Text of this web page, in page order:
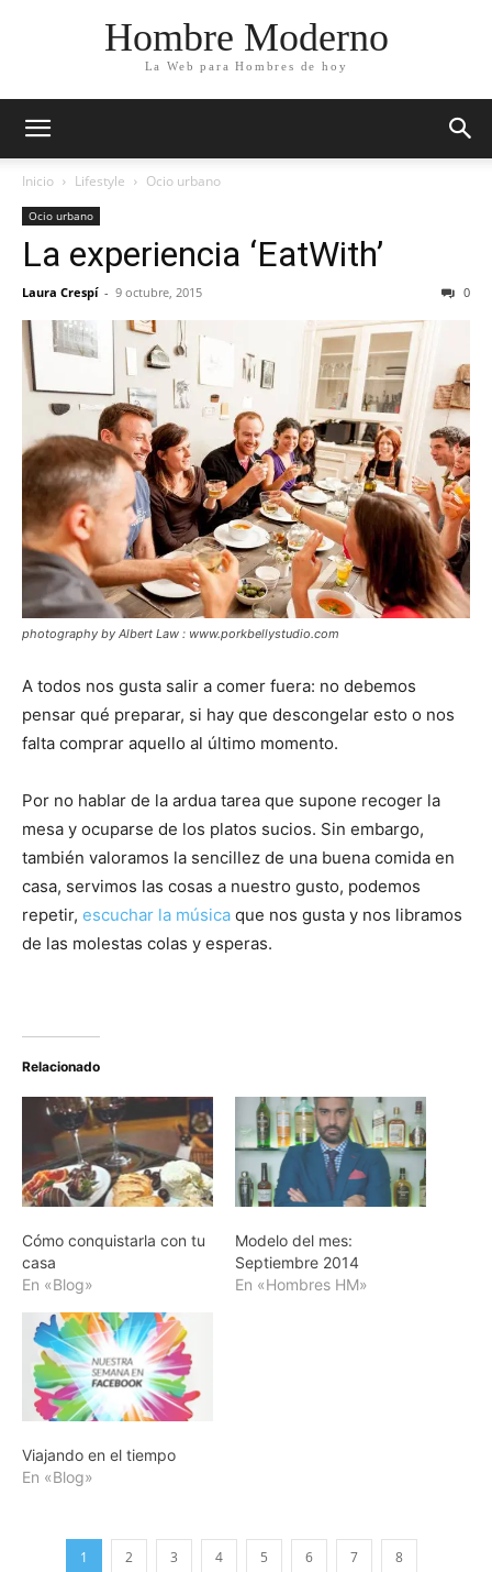
Hombre Moderno
La Web para Hombres de hoy
Inicio Lifestyle Ocio urbano
Ocio urbano
La experiencia ‘EatWith’
Laura Crespí - 9 octubre, 2015 0
photography by Albert Law : www.porkbellystudio.com
A todos nos gusta salir a comer fuera: no debemos
pensar qué preparar, si hay que descongelar esto o nos
falta comprar aquello al último momento.
Por no hablar de la ardua tarea que supone recoger la
mesa y ocuparse de los platos sucios. Sin embargo,
también valoramos la sencillez de una buena comida en
casa, servimos las cosas a nuestro gusto, podemos
repetir, escuchar la música que nos gusta y nos libramos
de las molestas colas y esperas.
Relacionado
Cómo conquistarla con tu
casa
En «Blog»
Modelo del mes:
Septiembre 2014
En «Hombres HM»
Viajando en el tiempo
En «Blog»
1 2 3 4 5 6 7 8